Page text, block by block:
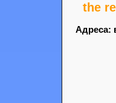
the
Адреса: